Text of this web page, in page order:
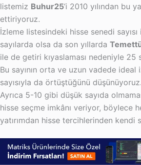
listemiz Buhur25‘i 2010 yılından bu
ettiriyoruz.
İzleme listesindeki hisse senedi
sayılarda olsa da son yıllarda
ile de getiri kıyaslaması nedeniyle 25
Bu sayının orta ve uzun vadede ideal
sayısıyla da örtüştüğünü düşünüyoruz.
Ayrıca 5-10 gibi düşük sayıda
hisse seçme imkânı veriyor, böylece
yatırımdan hisse tercihlerinden kendi